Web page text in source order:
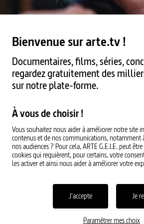
Pause
Bienvenue sur arte.tv !
Documentaires, films, séries,
regardez gratuitement des
sur notre plate-forme.
À vous de choisir !
Vous souhaitez nous aider à améliorer notre site
contenus et de nos communications, notamment
nos audiences ? Pour cela, ARTE G.E.I.E. peut
cookies qui requièrent, pour certains, votre
les activer et ainsi nous aider à améliorer votre
J'accepte Je
Paramétrer mes choix